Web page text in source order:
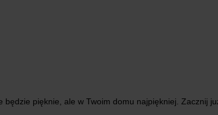
pięknie, ale w Twoim domu najpiękniej. Zacznij